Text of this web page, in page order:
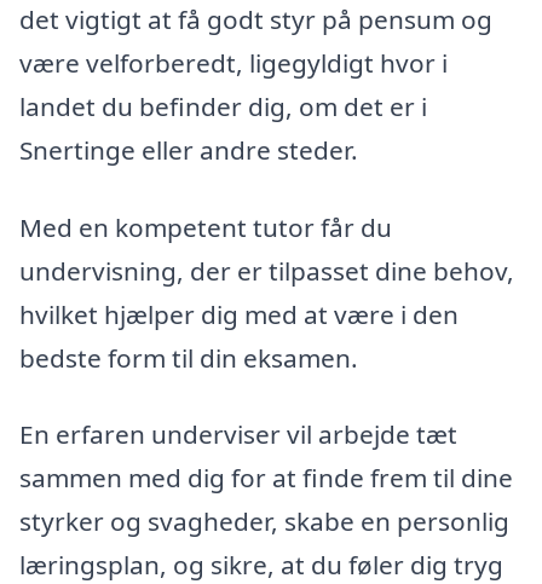
det vigtigt at få godt styr på pensum og
være velforberedt, ligegyldigt hvor i
landet du befinder dig, om det er i
Snertinge eller andre steder.
Med en kompetent tutor får du
undervisning, der er tilpasset dine behov,
hvilket hjælper dig med at være i den
bedste form til din eksamen.
En erfaren underviser vil arbejde tæt
sammen med dig for at finde frem til dine
styrker og svagheder, skabe en personlig
læringsplan, og sikre, at du føler dig tryg